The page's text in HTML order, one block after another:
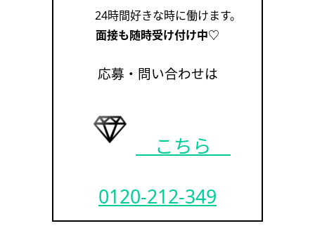
24時間好きな時に働けます。
面接も随時受け付け中♡
応募・問い合わせは
こちら
0120-212-349